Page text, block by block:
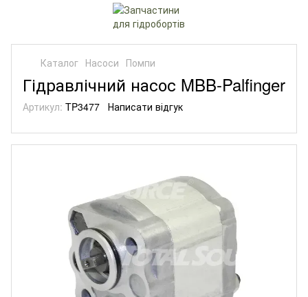
Каталог Насоси Помпи
Гідравлічний насос MBB-Palfinger
Артикул: TP3477 Написати відгук